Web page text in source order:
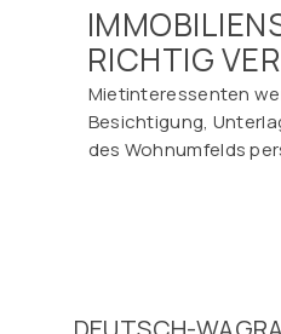
RICHTIG
Mietinteressenten
Besichtigung,
des Wohnumfelds